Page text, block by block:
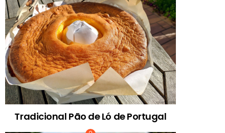
Tradicional Pão de Ló de Portugal